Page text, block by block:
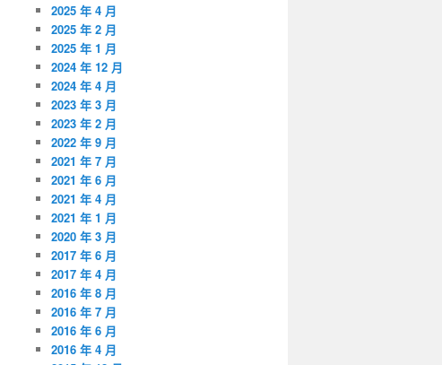
2025 年 4 月
2025 年 2 月
2025 年 1 月
2024 年 12 月
2024 年 4 月
2023 年 3 月
2023 年 2 月
2022 年 9 月
2021 年 7 月
2021 年 6 月
2021 年 4 月
2021 年 1 月
2020 年 3 月
2017 年 6 月
2017 年 4 月
2016 年 8 月
2016 年 7 月
2016 年 6 月
2016 年 4 月